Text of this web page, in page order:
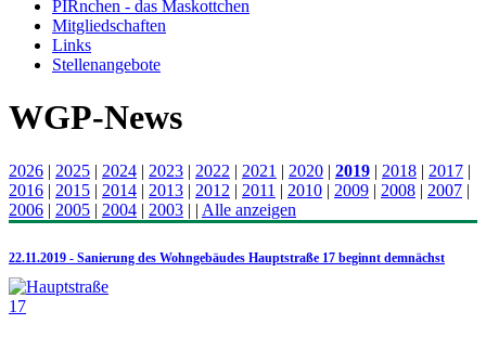
PIRnchen - das Maskottchen
Mitgliedschaften
Links
Stellenangebote
WGP-News
2026 | 2025 | 2024 | 2023 | 2022 | 2021 | 2020 | 2019 | 2018 | 2017 |
2016 | 2015 | 2014 | 2013 | 2012 | 2011 | 2010 | 2009 | 2008 | 2007 |
2006 | 2005 | 2004 | 2003 | | Alle anzeigen
22.11.2019 - Sanierung des Wohngebäudes Hauptstraße 17 beginnt demnächst